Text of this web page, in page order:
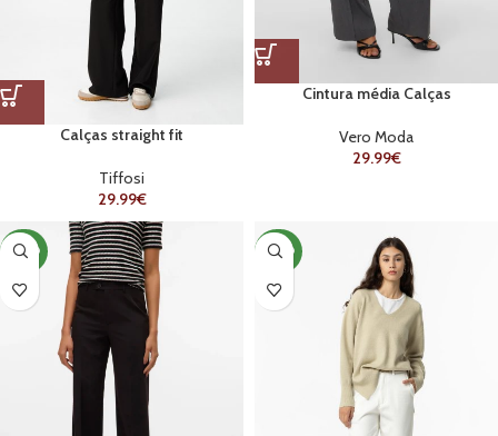
Calças straight fit
Tiffosi
29.99€
Cintura média Calças
Vero Moda
29.99€
NOVO NOVO